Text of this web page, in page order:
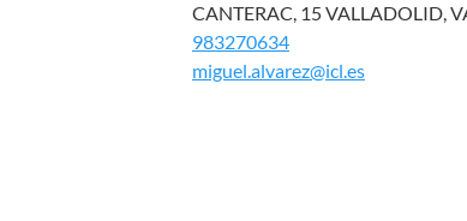
CANTERAC, 15 VALLADOLID,
983270634
miguel.alvarez@icl.es